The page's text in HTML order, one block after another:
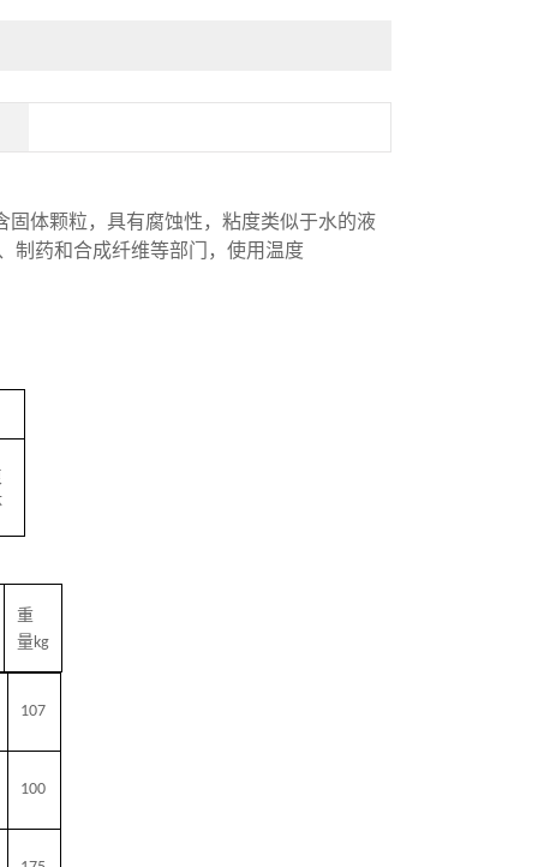
体颗粒，具有腐蚀性，粘度类似于水的液
制药和合成纤维等部门，使用温度
重
量kg
107
100